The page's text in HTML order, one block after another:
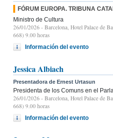
FÓRUM EUROPA. TRIBUNA
Ministro de Cultura
26/01/2026 - Barcelona, Hotel Palace de
668) 9.00 horas
Información del evento
Jessica Albiach
Presentadora de Ernest Urtasun
Presidenta de los Comuns en el
26/01/2026 - Barcelona, Hotel Palace de
668) 9.00 horas
Información del evento